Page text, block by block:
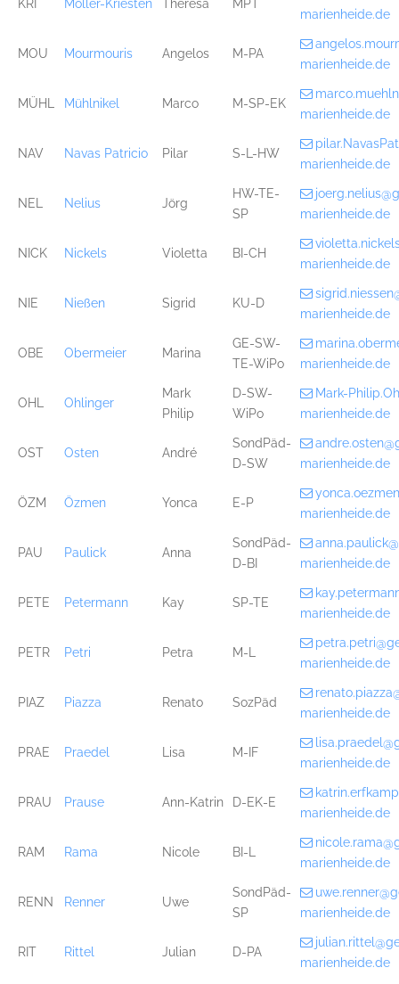
KRI Möller-Kriesten Theresa MPT
marienheide.de
MOU Mourmouris Angelos M-PA
marienheide.de
MÜHL Mühlnikel Marco M-SP-EK
marienheide.de
NAV Navas Patricio Pilar S-L-HW
marienheide.de
NEL Nelius Jörg
HW-TE-
SP
marienheide.de
NICK Nickels Violetta BI-CH
marienheide.de
NIE Nießen Sigrid KU-D
marienheide.de
OBE Obermeier Marina
GE-SW-
TE-WiPo
marienheide.de
OHL Ohlinger
Mark
Philip
D-SW-
WiPo
Mark-
marienheide.de
OST Osten André
SondPäd-
D-SW
marienheide.de
ÖZM Özmen Yonca E-P
marienheide.de
PAU Paulick Anna
SondPäd-
D-BI
marienheide.de
PETE Petermann Kay SP-TE
marienheide.de
PETR Petri Petra M-L
marienheide.de
PIAZ Piazza Renato SozPäd
marienheide.de
PRAE Praedel Lisa M-IF
marienheide.de
PRAU Prause Ann-Katrin D-EK-E
marienheide.de
RAM Rama Nicole BI-L
marienheide.de
RENN Renner Uwe
SondPäd-
SP
marienheide.de
RIT Rittel Julian D-PA
marienheide.de